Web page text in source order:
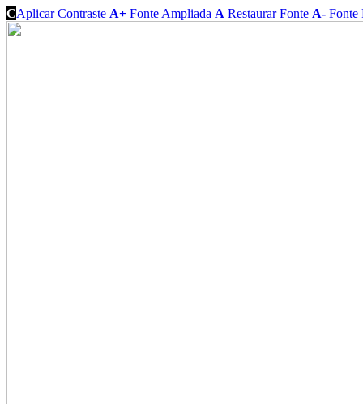
CAplicar Contraste A+ Fonte Ampliada A Restaurar Fonte A- Fonte